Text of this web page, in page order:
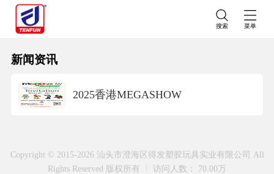
搜索 菜单
新闻资讯
2025香港MEGASHOW
Copyright © 2015-2026 汕头市澄海区得发塑胶玩具实业有限公司 All
Rights Reserved 版权所有
访问人数： 70.00万